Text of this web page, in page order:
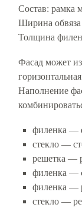
Состав:
Ширина
Толщина
Фасад может
Наполнение
филенка —
стекло —
решетка —
филенка —
филенка —
стекло —